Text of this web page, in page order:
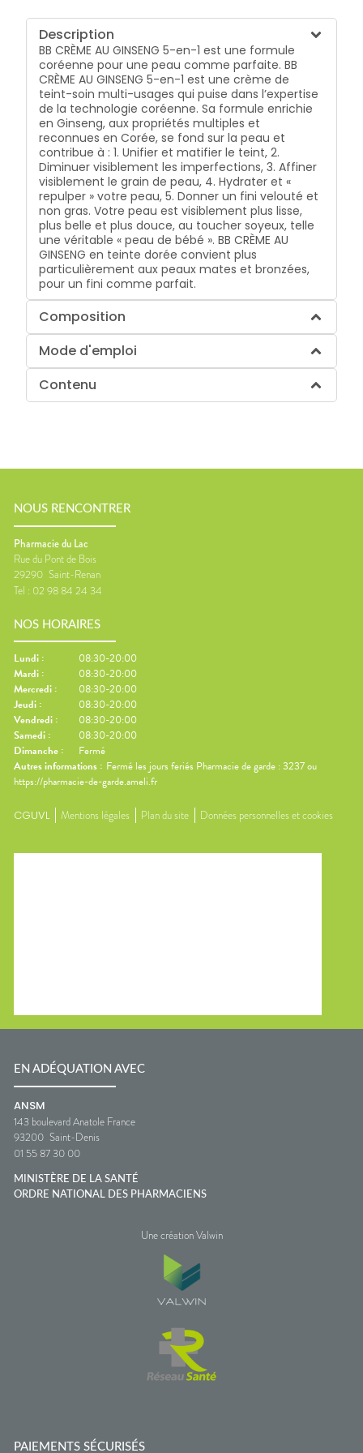
Description
BB CRÈME AU GINSENG 5-en-1 est une formule
coréenne pour une peau comme parfaite. BB
CRÈME AU GINSENG 5-en-1 est une crème de
teint-soin multi-usages qui puise dans l’expertise
de la technologie coréenne. Sa formule enrichie
en Ginseng, aux propriétés multiples et
reconnues en Corée, se fond sur la peau et
contribue à : 1. Unifier et matifier le teint, 2.
Diminuer visiblement les imperfections, 3. Affiner
visiblement le grain de peau, 4. Hydrater et «
repulper » votre peau, 5. Donner un fini velouté et
non gras. Votre peau est visiblement plus lisse,
plus belle et plus douce, au toucher soyeux, telle
une véritable « peau de bébé ». BB CRÈME AU
GINSENG en teinte dorée convient plus
particulièrement aux peaux mates et bronzées,
pour un fini comme parfait.
Composition
Mode d'emploi
Contenu
NOUS RENCONTRER
Pharmacie du Lac
Rue du Pont de Bois
29290 Saint-Renan
Tel : 02 98 84 24 34
NOS HORAIRES
Lundi :
08:30-20:00
Mardi :
08:30-20:00
Mercredi :
08:30-20:00
Jeudi :
08:30-20:00
Vendredi :
08:30-20:00
Samedi :
08:30-20:00
Dimanche :
Fermé
Autres informations : Fermé les jours feriés Pharmacie de garde : 3237 ou
https://pharmacie-de-garde.ameli.fr
CGUVL Mentions légales Plan du site Données personnelles et cookies
EN ADÉQUATION AVEC
ANSM
143 boulevard Anatole France
93200 Saint-Denis
01 55 87 30 00
MINISTÈRE DE LA SANTÉ
ORDRE NATIONAL DES PHARMACIENS
Une création Valwin
PAIEMENTS SÉCURISÉS